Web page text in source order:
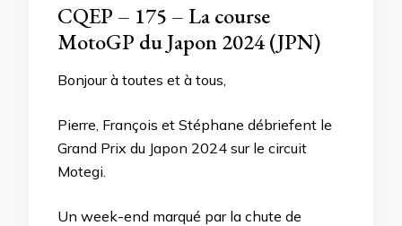
CQEP – 175 – La course
MotoGP du Japon 2024 (JPN)
Bonjour à toutes et à tous,
Pierre, François et Stéphane débriefent le
Grand Prix du Japon 2024 sur le circuit
Motegi.
Un week-end marqué par la chute de